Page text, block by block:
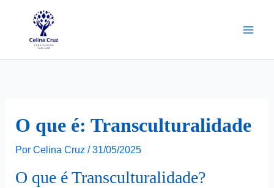
O que é: Transculturalidade
Por Celina Cruz / 31/05/2025
O que é Transculturalidade?